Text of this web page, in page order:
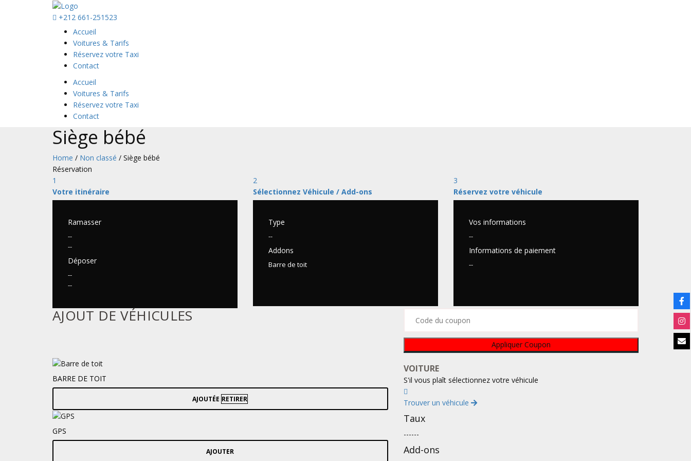
+212 661-251523
Accueil
Voitures & Tarifs
Réservez votre Taxi
Contact
Accueil
Voitures & Tarifs
Réservez votre Taxi
Contact
Siège bébé
Home / Non classé / Siège bébé
Réservation
1
Votre itinéraire
Ramasser
--
--
Déposer
--
--
2
Sélectionnez Véhicule / Add-ons
Type
--
Addons
Barre de toit
3
Réservez votre véhicule
Vos informations
--
Informations de paiement
--
AJOUT DE VÉHICULES
BARRE DE TOIT
AJOUTÉE RETIRER
GPS
AJOUTER
VOITURE
S'il vous plaît sélectionnez votre véhicule
Trouver un véhicule
Taux
------
Add-ons